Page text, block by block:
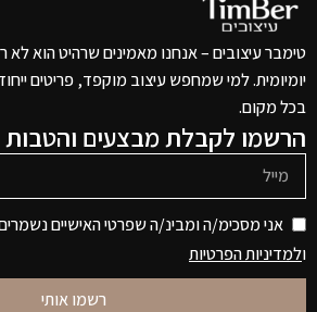
טימבר עיצובים – אנחנו מאמינים שרהיט הוא לא
יומיומית. למי שמחפש עיצוב מוקפד, פריטים
בכל מקום.
הרשמו לקבלת מבצעים והטבות
אני מסכימ/ה ומבינ/ה שפרטי האישיים
ולמדיניות הפרטיות
רשמו אותי